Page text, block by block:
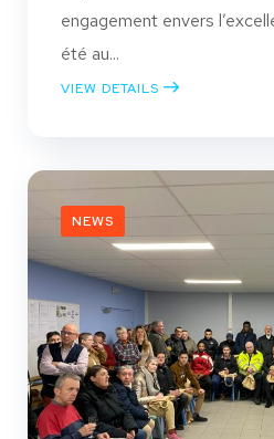
engagement envers
été au...
VIEW DETAILS
NEWS